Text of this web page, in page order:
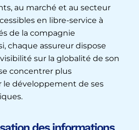
au marché et au secteur
en libre-service à
de la compagnie
chaque assureur dispose
sur la globalité de son
concentrer plus
le développement de ses